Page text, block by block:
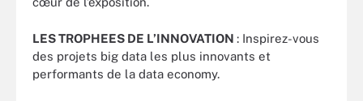
LES TROPHEES DE L’INNOVATION : Inspirez-vous
des projets big data les plus innovants et
performants de la data economy.